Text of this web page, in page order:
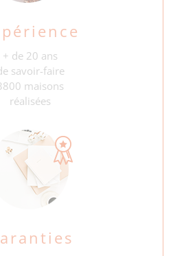
+ de 20 ans
savoir-faire
maisons
réalisées